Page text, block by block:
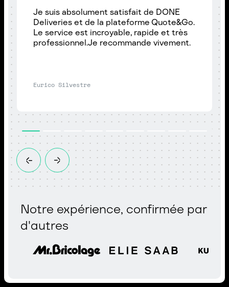
Je suis absolument satisfait de DONE
Deliveries et de la plateforme Quote&Go.
Le service est incroyable, rapide et très
professionnel.Je recommande vivement.
Eurico Silvestre
Notre expérience, confirmée par
d'autres